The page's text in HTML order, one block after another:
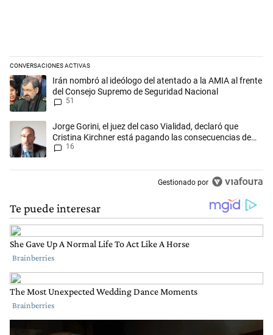
CONVERSACIONES ACTIVAS
Este listado muestra los artículos con más comentarios en los
Un artículo de tendencia con el título "Irán nombró al ideólogo del
Irán nombró al ideólogo del atentado a la AMIA al frente
del Consejo Supremo de Seguridad Nacional
51
Un artículo de tendencia con el título "Jorge Gorini, el juez del caso
Jorge Gorini, el juez del caso Vialidad, declaró que
Cristina Kirchner está pagando las consecuencias de
cometer "un delito comprobado"
16
Gestionado por